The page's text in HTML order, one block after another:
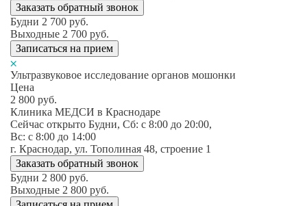
Заказать обратный звонок
Будни 2 700 руб.
Выходные 2 700 руб.
Записаться на прием
Ультразвуковое исследование органов мошонки
Цена
2 800 руб.
Клиника МЕДСИ в Краснодаре
Сейчас открыто Будни, Сб: c 8:00 до 20:00,
Вс: c 8:00 до 14:00
г. Краснодар, ул. Тополиная 48, строение 1
Заказать обратный звонок
Будни 2 800 руб.
Выходные 2 800 руб.